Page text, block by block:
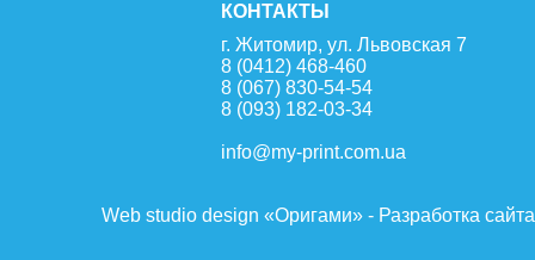
КОНТАКТЫ
г. Житомир, ул. Львовская 7
8 (0412) 468-460
8 (067) 830-54-54
8 (093) 182-03-34
info@my-print.com.ua
Web studio design «Оригами» - Разработка